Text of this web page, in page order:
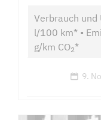
Verbrauch und
l/100 km* •
g/km CO2*
9.